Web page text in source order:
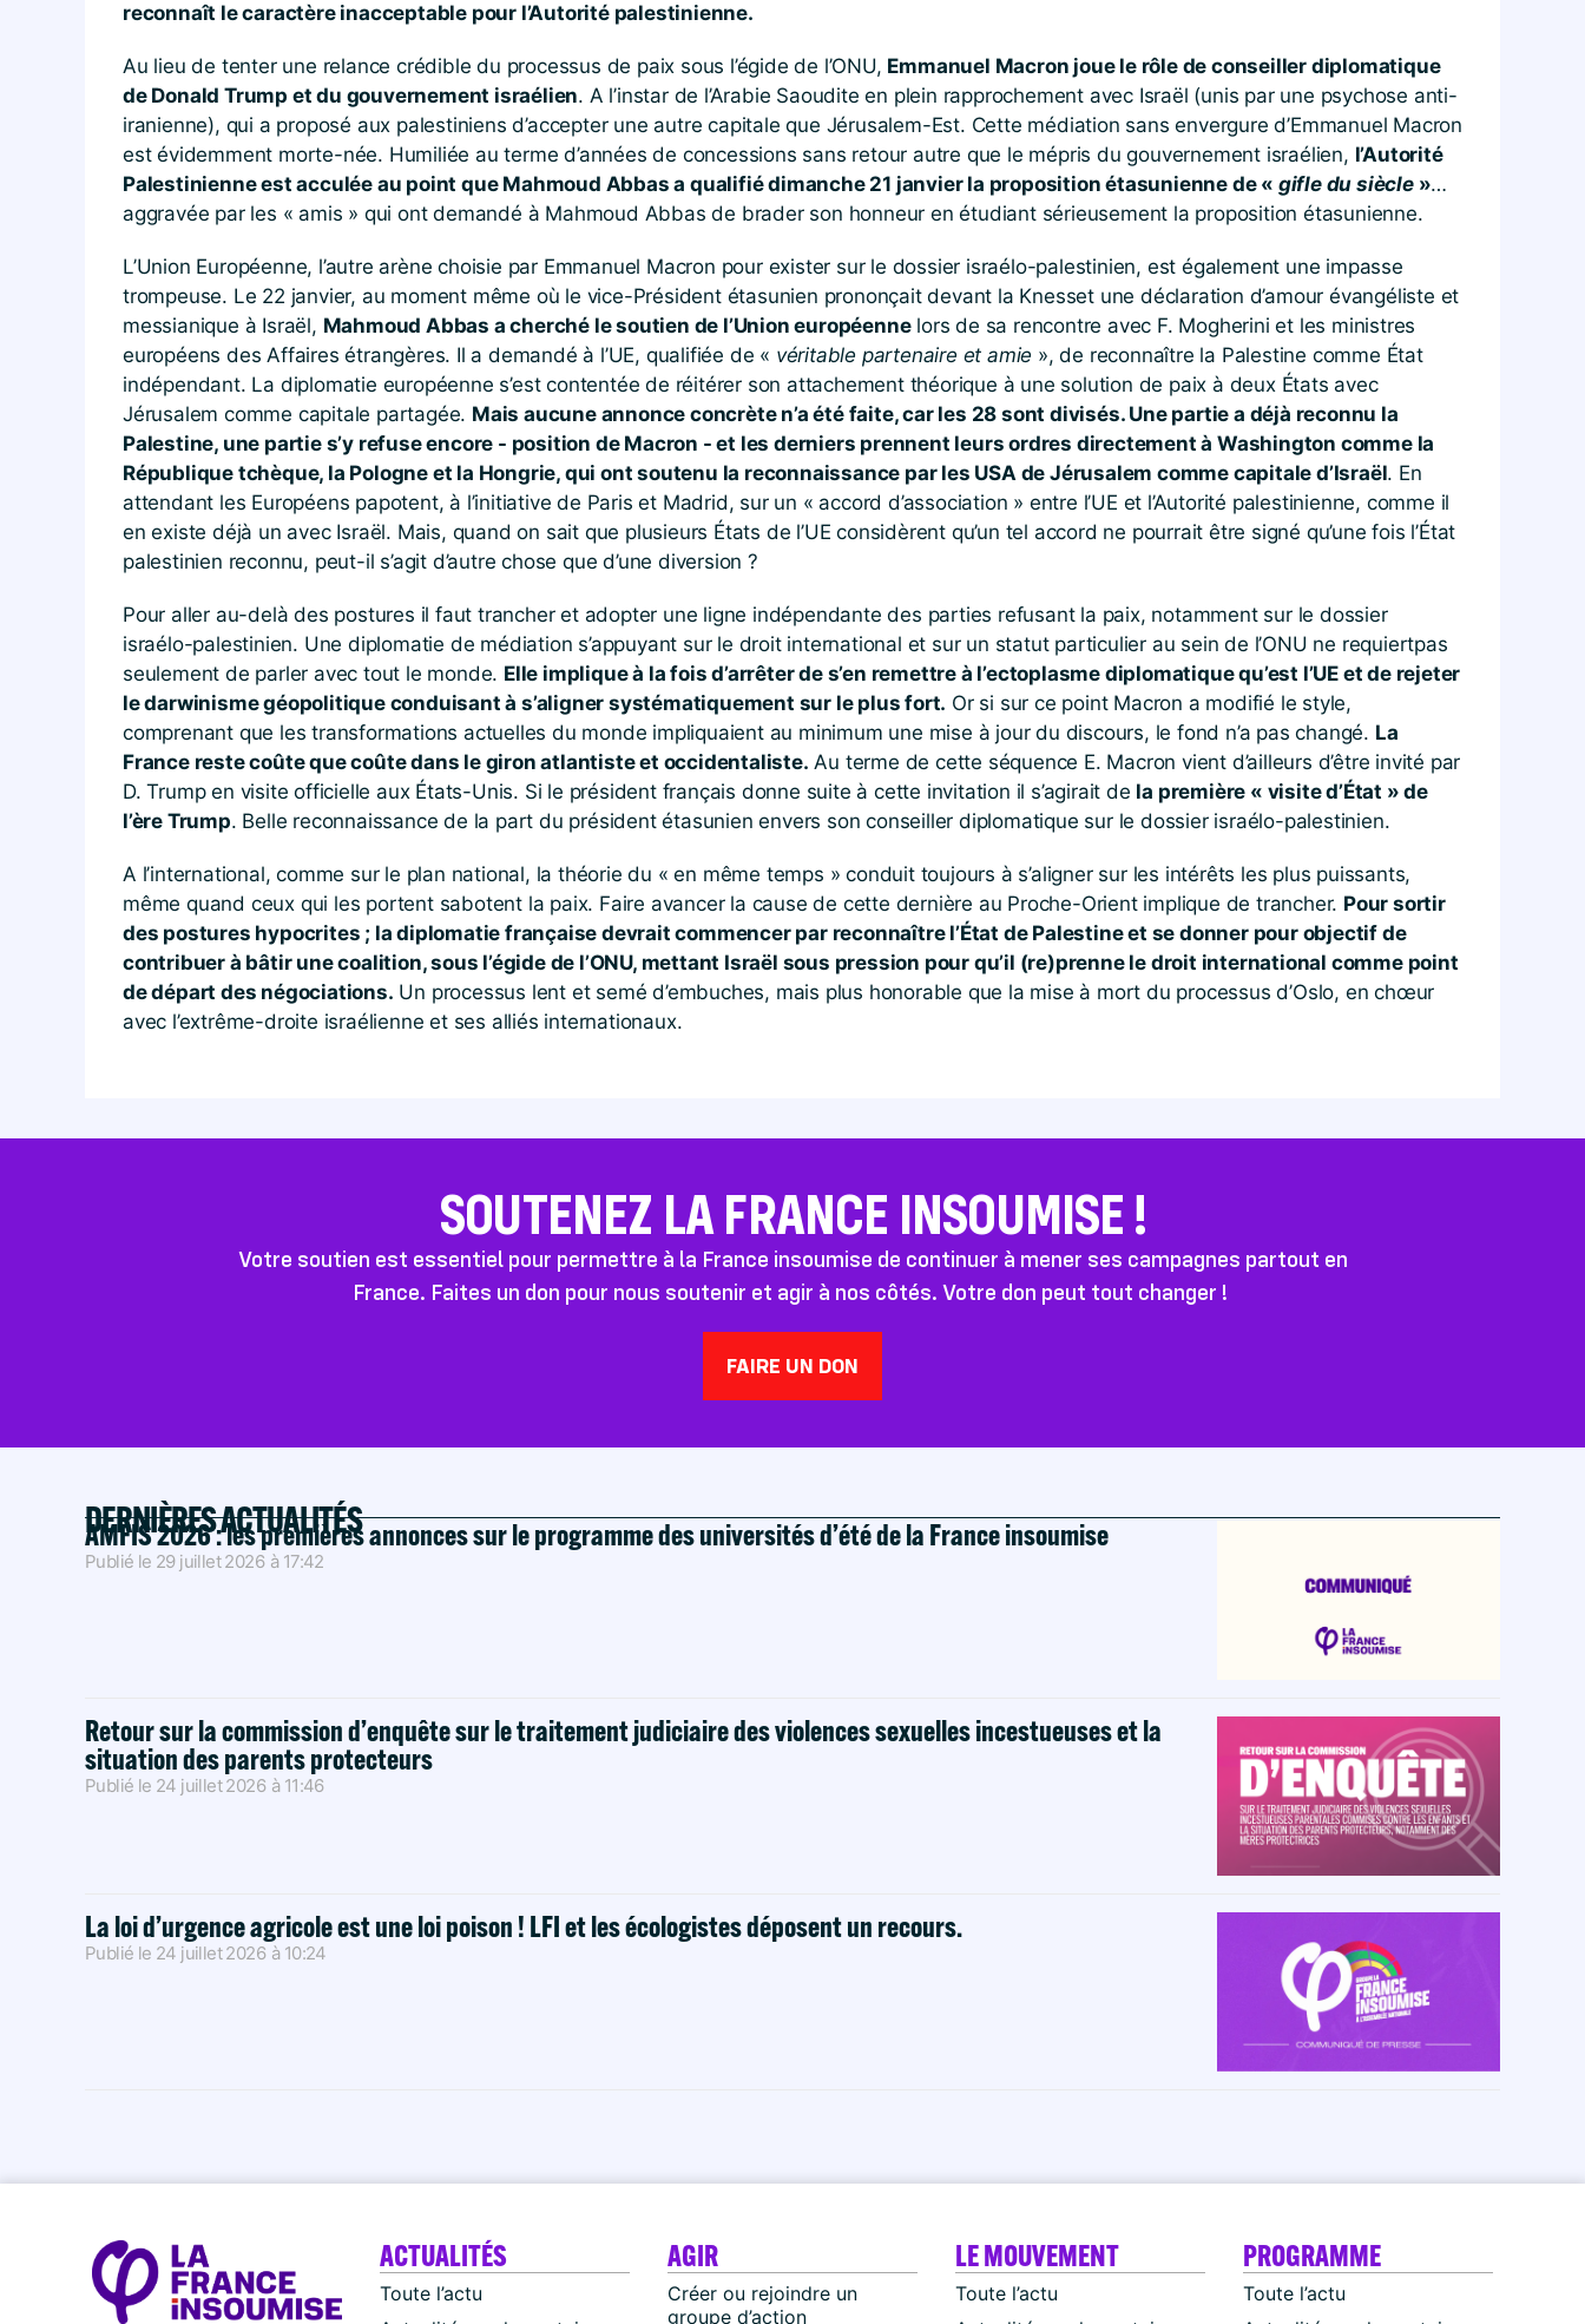
reconnaît le caractère inacceptable pour l’Autorité palestinienne.
Au lieu de tenter une relance crédible du processus de paix sous l’égide de l’ONU, Emmanuel Macron joue le rôle de conseiller diplomatique
de Donald Trump et du gouvernement israélien. A l’instar de l’Arabie Saoudite en plein rapprochement avec Israël (unis par une psychose anti-
iranienne), qui a proposé aux palestiniens d’accepter une autre capitale que Jérusalem-Est. Cette médiation sans envergure d’Emmanuel Macron
est évidemment morte-née. Humiliée au terme d’années de concessions sans retour autre que le mépris du gouvernement israélien, l’Autorité
Palestinienne est acculée au point que Mahmoud Abbas a qualifié dimanche 21 janvier la proposition étasunienne de « gifle du siècle»…
aggravée par les « amis » qui ont demandé à Mahmoud Abbas de brader son honneur en étudiant sérieusement la proposition étasunienne.
L’Union Européenne, l’autre arène choisie par Emmanuel Macron pour exister sur le dossier israélo-palestinien, est également une impasse
trompeuse. Le 22 janvier, au moment même où le vice-Président étasunien prononçait devant la Knesset une déclaration d’amour évangéliste et
messianique à Israël, Mahmoud Abbas a cherché le soutien de l’Union européennelors de sa rencontre avec F. Mogherini et les ministres
européens des Affaires étrangères. Il a demandé à l’UE, qualifiée de « véritable partenaire et amie », de reconnaître la Palestine comme État
indépendant. La diplomatie européenne s’est contentée de réitérer son attachement théorique à une solution de paix à deux États avec
Jérusalem comme capitale partagée. Mais aucune annonce concrète n’a été faite, car les 28 sont divisés. Une partie a déjà reconnu la
Palestine, une partie s’y refuse encore - position de Macron - et les derniers prennent leurs ordres directement à Washington comme la
République tchèque, la Pologne et la Hongrie, qui ont soutenu la reconnaissance par les USA de Jérusalem comme capitale d’Israël. En
attendant les Européens papotent, à l’initiative de Paris et Madrid, sur un « accord d’association » entre l’UE et l’Autorité palestinienne, comme il
en existe déjà un avec Israël. Mais, quand on sait que plusieurs États de l’UE considèrent qu’un tel accord ne pourrait être signé qu’une fois l’État
palestinien reconnu, peut-il s’agit d’autre chose que d’une diversion ?
Pour aller au-delà des postures il faut trancher et adopter une ligne indépendante des parties refusant la paix, notamment sur le dossier
israélo-palestinien. Une diplomatie de médiation s’appuyant sur le droit international et sur un statut particulier au sein de l’ONU ne requiertpas
seulement de parler avec tout le monde. Elle implique à la fois d’arrêter de s’en remettre à l’ectoplasme diplomatique qu’est l’UE et de rejeter
le darwinisme géopolitique conduisant à s’aligner systématiquement sur le plus fort. Or si sur ce point Macron a modifié le style,
comprenant que les transformations actuelles du monde impliquaient au minimum une mise à jour du discours, le fond n’a pas changé. La
France reste coûte que coûte dans le giron atlantiste et occidentaliste. Au terme de cette séquence E. Macron vient d’ailleurs d’être invité par
D. Trump en visite officielle aux États-Unis. Si le président français donne suite à cette invitation il s’agirait de la première « visite d’État » de
l’ère Trump. Belle reconnaissance de la part du président étasunien envers son conseiller diplomatique sur le dossier israélo-palestinien.
A l’international, comme sur le plan national, la théorie du « en même temps » conduit toujours à s’aligner sur les intérêts les plus puissants,
même quand ceux qui les portent sabotent la paix. Faire avancer la cause de cette dernière au Proche-Orient implique de trancher. Pour sortir
des postures hypocrites ; la diplomatie française devrait commencer par reconnaître l’État de Palestine et se donner pour objectif de
contribuer à bâtir une coalition, sous l’égide de l’ONU, mettant Israël sous pression pour qu’il (re)prenne le droit international comme point
de départ des négociations. Un processus lent et semé d’embuches, mais plus honorable que la mise à mort du processus d’Oslo, en chœur
avec l’extrême-droite israélienne et ses alliés internationaux.
SOUTENEZ LA FRANCE INSOUMISE !
Votre soutien est essentiel pour permettre à la France insoumise de continuer à mener ses campagnes partout en
France. Faites un don pour nous soutenir et agir à nos côtés. Votre don peut tout changer !
FAIRE UN DON
DERNIÈRES ACTUALITÉS
AMFIS 2026 : les premières annonces sur le programme des universités d’été de la France insoumise
Publié le 29 juillet 2026 à 17:42
Retour sur la commission d’enquête sur le traitement judiciaire des violences sexuelles incestueuses et la
situation des parents protecteurs
Publié le 24 juillet 2026 à 11:46
La loi d’urgence agricole est une loi poison ! LFI et les écologistes déposent un recours.
Publié le 24 juillet 2026 à 10:24
ACTUALITÉS
Toute l’actu
AGIR
Créer ou rejoindre un
groupe d’action
LE MOUVEMENT
Toute l’actu
PROGRAMME
Toute l’actu